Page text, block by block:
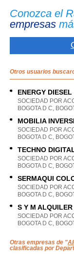
Conozca el
empresas
Otros usuarios
ENERGY DIESEL
SOCIEDAD POR
BOGOTA D C,
MOBILIA
SOCIEDAD POR
BOGOTA D C,
TECHNO
SOCIEDAD POR
BOGOTA D C,
SERMAQUI
SOCIEDAD POR
BOGOTA D C,
S Y M
SOCIEDAD POR
BOGOTA D C,
Otras empresas de "
clasificadas por